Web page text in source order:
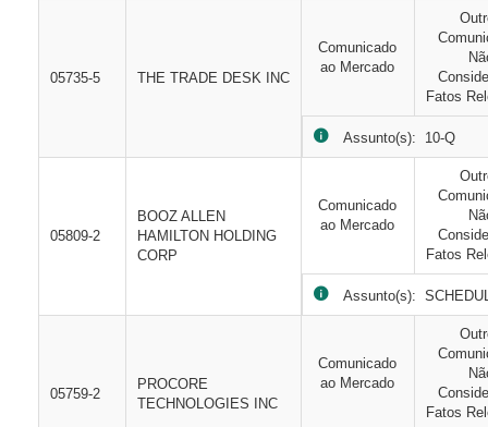
05735-5 THE TRADE DESK INC
Comunicado
ao Mercado
Fatos
Assunto(s): 10-Q
05809-2
BOOZ ALLEN
HAMILTON HOLDING
CORP
Comunicado
ao Mercado
Fatos
Assunto(s):
05759-2
PROCORE
TECHNOLOGIES INC
Comunicado
ao Mercado
Fatos